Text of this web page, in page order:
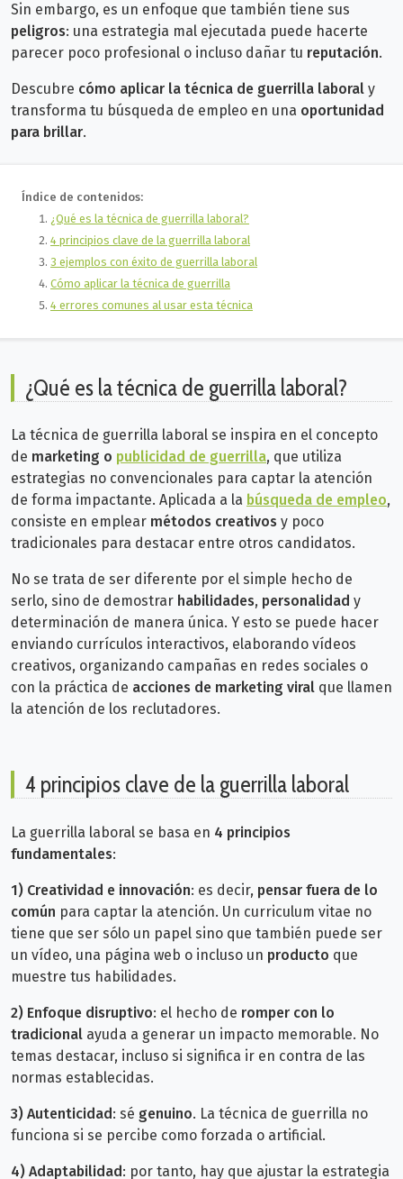
Sin embargo, es un enfoque que también tiene sus
peligros: una estrategia mal ejecutada puede hacerte
parecer poco profesional o incluso dañar tu reputación.
Descubre cómo aplicar la técnica de guerrilla laboral y
transforma tu búsqueda de empleo en una oportunidad
para brillar.
Índice de contenidos:
¿Qué es la técnica de guerrilla laboral?
4 principios clave de la guerrilla laboral
3 ejemplos con éxito de guerrilla laboral
Cómo aplicar la técnica de guerrilla
4 errores comunes al usar esta técnica
¿Qué es la técnica de guerrilla laboral?
La técnica de guerrilla laboral se inspira en el concepto
de marketing o publicidad de guerrilla, que utiliza
estrategias no convencionales para captar la atención
de forma impactante. Aplicada a la búsqueda de empleo,
consiste en emplear métodos creativos y poco
tradicionales para destacar entre otros candidatos.
No se trata de ser diferente por el simple hecho de
serlo, sino de demostrar habilidades, personalidad y
determinación de manera única. Y esto se puede hacer
enviando currículos interactivos, elaborando vídeos
creativos, organizando campañas en redes sociales o
con la práctica de acciones de marketing viral que llamen
la atención de los reclutadores.
4 principios clave de la guerrilla laboral
La guerrilla laboral se basa en 4 principios
fundamentales:
1) Creatividad e innovación: es decir, pensar fuera de lo
común para captar la atención. Un curriculum vitae no
tiene que ser sólo un papel sino que también puede ser
un vídeo, una página web o incluso un producto que
muestre tus habilidades.
2) Enfoque disruptivo: el hecho de romper con lo
tradicional ayuda a generar un impacto memorable. No
temas destacar, incluso si significa ir en contra de las
normas establecidas.
3) Autenticidad: sé genuino. La técnica de guerrilla no
funciona si se percibe como forzada o artificial.
4) Adaptabilidad: por tanto, hay que ajustar la estrategia